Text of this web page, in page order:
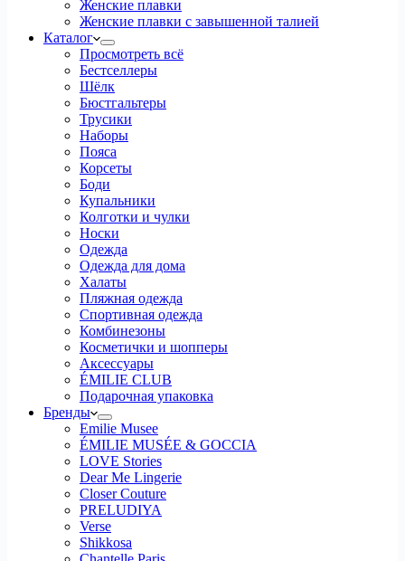
Женские плавки
Женские плавки с завышенной талией
Каталог
Просмотреть всё
Бестселлеры
Шёлк
Бюстгальтеры
Трусики
Наборы
Пояса
Корсеты
Боди
Купальники
Колготки и чулки
Носки
Одежда
Одежда для дома
Халаты
Пляжная одежда
Спортивная одежда
Комбинезоны
Косметички и шопперы
Аксессуары
ÉMILIE CLUB
Подарочная упаковка
Бренды
Emilie Musee
ÉMILIE MUSÉE & GOCCIA
LOVE Stories
Dear Me Lingerie
Closer Couture
PRELUDIYA
Verse
Shikkosa